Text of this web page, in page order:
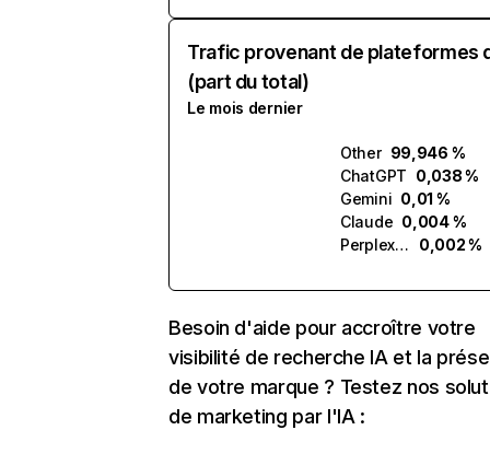
Trafic provenant de plateformes
(part du total)
Le mois dernier
Other 99,946 %
ChatGPT 0,038 %
Gemini 0,01 %
Claude 0,004 %
Perplexity
0,002 %
Besoin d'aide pour accroître votre
visibilité de recherche IA et la
de votre marque ? Testez nos
de marketing par l'IA :